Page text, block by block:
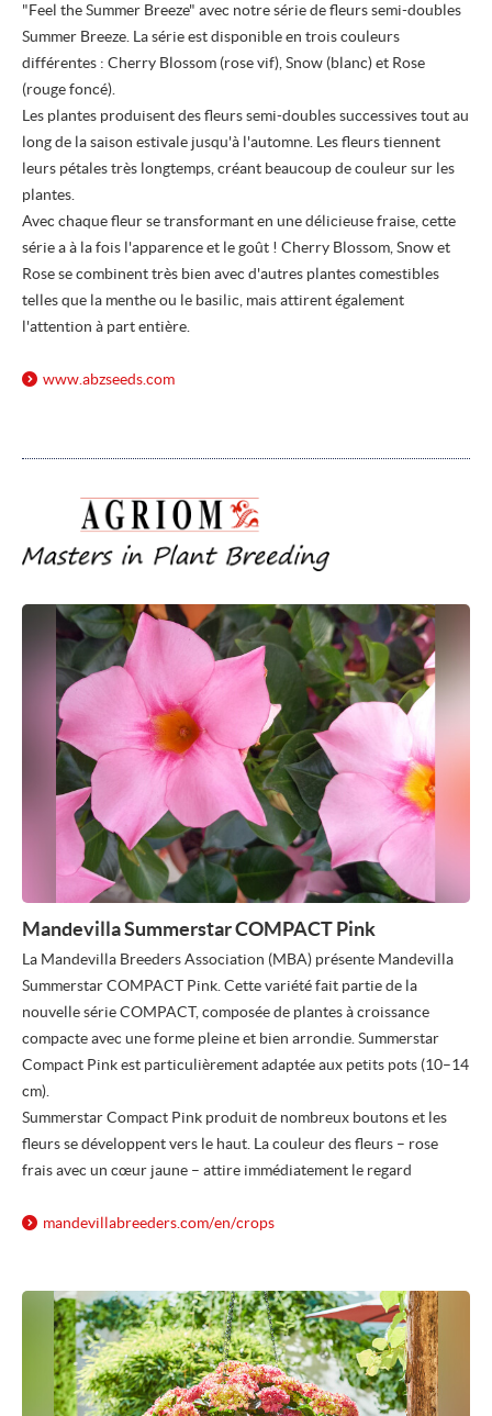
"Feel the Summer Breeze" avec notre série de fleurs semi-doubles
Summer Breeze. La série est disponible en trois couleurs
différentes : Cherry Blossom (rose vif), Snow (blanc) et Rose
(rouge foncé).
Les plantes produisent des fleurs semi-doubles successives tout au
long de la saison estivale jusqu'à l'automne. Les fleurs tiennent
leurs pétales très longtemps, créant beaucoup de couleur sur les
plantes.
Avec chaque fleur se transformant en une délicieuse fraise, cette
série a à la fois l'apparence et le goût ! Cherry Blossom, Snow et
Rose se combinent très bien avec d'autres plantes comestibles
telles que la menthe ou le basilic, mais attirent également
l'attention à part entière.
www.abzseeds.com
Mandevilla Summerstar COMPACT Pink
La Mandevilla Breeders Association (MBA) présente Mandevilla
Summerstar COMPACT Pink. Cette variété fait partie de la
nouvelle série COMPACT, composée de plantes à croissance
compacte avec une forme pleine et bien arrondie. Summerstar
Compact Pink est particulièrement adaptée aux petits pots (10–14
cm).
Summerstar Compact Pink produit de nombreux boutons et les
fleurs se développent vers le haut. La couleur des fleurs – rose
frais avec un cœur jaune – attire immédiatement le regard
mandevillabreeders.com/en/crops